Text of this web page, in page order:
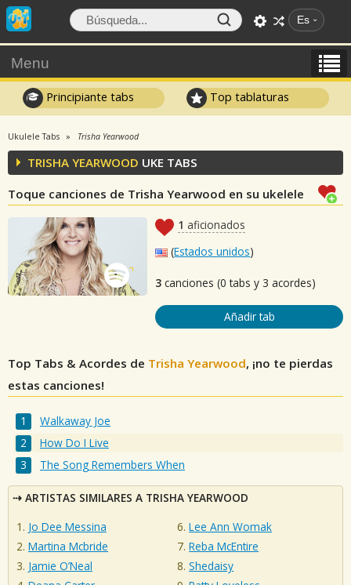
Es
Menu
Principiante tabs Top tablaturas
Ukulele Tabs Trisha Yearwood
TRISHA YEARWOOD UKE TABS
Toque canciones de Trisha Yearwood en su ukelele
1 aficionados
(Estados unidos)
3 canciones (0 tabs y 3 acordes)
Añadir tab
Top Tabs & Acordes de Trisha Yearwood, ¡no te pierdas
estas canciones!
Walkaway Joe
How Do I Live
The Song Remembers When
ARTISTAS SIMILARES A TRISHA YEARWOOD
Jo Dee Messina
Martina Mcbride
Jamie O’Neal
Lee Ann Womak
Reba McEntire
Shedaisy